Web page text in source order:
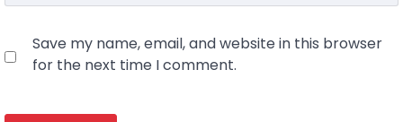
Save my name, email, and website in this browser
for the next time I comment.